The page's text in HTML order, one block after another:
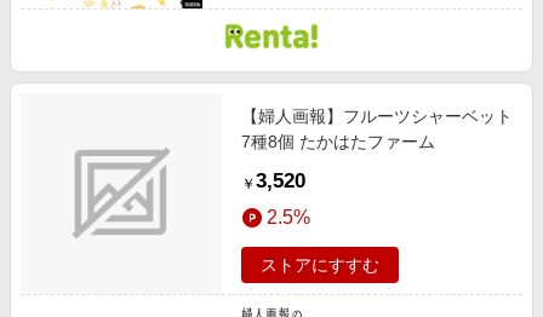
【婦人画報】フルーツシャーベット
7種8個 たかはたファーム
￥ 3,520
2.5%
ストアにすすむ